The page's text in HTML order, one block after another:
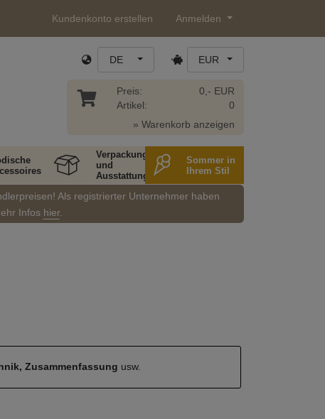
Kundenkonto erstellen Anmelden
DE EUR
Preis:
Artikel:
0,- EUR
0
» Warenkorb anzeigen
Verpackung
und
Ausstattung
Sommer in
Ihrem Stil
Als registrierter Unternehmer haben
Infos hier.
Zusammenfassung usw.